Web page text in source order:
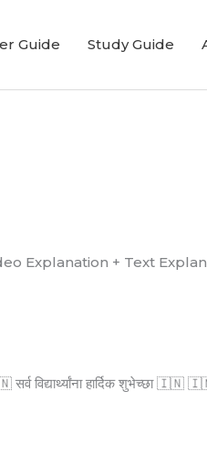
Guide Study Guide
(Video Explanation + Text
हार्दिक